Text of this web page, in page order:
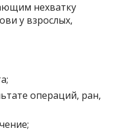
нехватку
у взрослых,
операций, ран,